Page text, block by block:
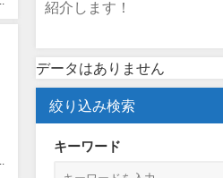
紹介します！
データはありません
絞り込み検索
キーワード